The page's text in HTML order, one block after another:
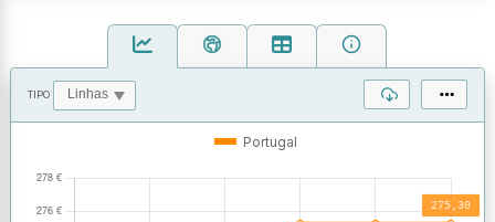
TIPO
Portugal